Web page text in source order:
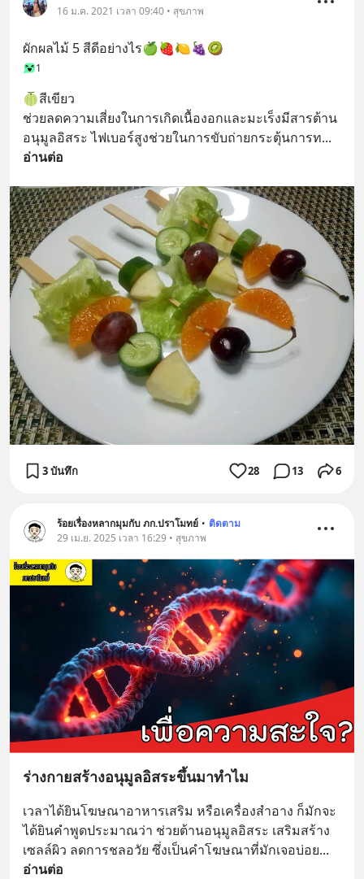
16 ม.ค. 2021 เวลา 09:40 • สุขภาพ
ผักผลไม้ 5 สีดีอย่างไร🍏🍓🍋🍇🥝
1
🍈สีเขียว
ช่วยลดความเสี่ยงในการเกิดเนื้องอกและมะเร็งมีสารต้าน
อนุมูลอิสระ ไฟเบอร์สูงช่วยในการขับถ่ายกระตุ้นการท
อ่านต่อ
3 บันทึก 28 13 6
ร้อยเรื่องหลากมุมกับ ภก.ปราโมทย์ • ติดตาม
29 เม.ย. 2025 เวลา 16:29 • สุขภาพ
ร่างกายสร้างอนุมูลอิสระขึ้นมาทำไม
เวลาได้ยินโฆษณาอาหารเสริม หรือเครื่องสำอาง ก็มักจะ
ได้ยินคำพูดประมาณว่า ช่วยต้านอนุมูลอิสระ เสริมสร้าง
เซลล์ผิว ลดการชลอวัย ซึ่งเป็นคำโฆษณาที่มักเจอบ่อย
อ่านต่อ